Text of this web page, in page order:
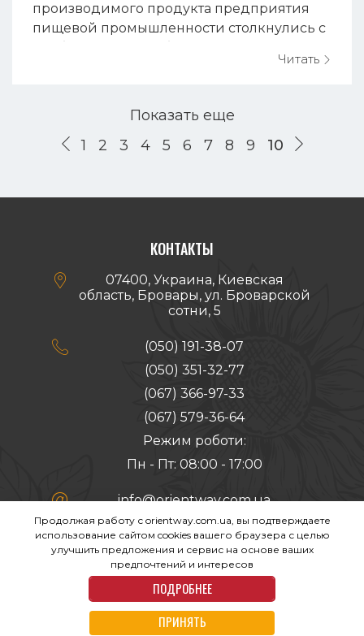
производимого продукта предприятия
пищевой промышленности столкнулись с
производственного оборудования. Чтобы
новинками в сфере обработки сырья и
предложить Вам наилучший путь
развития, сотрудники компании «Ориент
Читать
Показать еще
1
2 3 4 5 6 7 8 9 10
КОНТАКТЫ

07400, Украина, Киевская
область, Бровары, ул. Броварской
сотни, 5

(050) 191-38-07
(050) 351-32-77
(067) 366-97-33
(067) 579-36-64
Режим роботи:
Пн - Пт: 08:00 - 17:00
 info@orientway.com.ua
Создание сайта:
Copyright (c) 2026 All rights reserved by Orient Way
Продолжая работу с orientway.com.ua, вы подтверждаете
использование сайтом cookies вашего браузера с целью
улучшить предложения и сервис на основе ваших
предпочтений и интересов
ПОДРОБНЕЕ
ПРИНЯТЬ